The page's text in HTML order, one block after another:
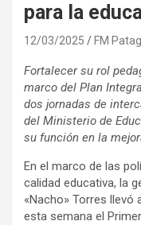
para la
12/03/2025 FM
Fortalecer su rol
marco del Plan
dos jornadas de
del Ministerio de
su función en la
En el marco de las
calidad educativa, la
«Nacho» Torres llevó
esta semana el